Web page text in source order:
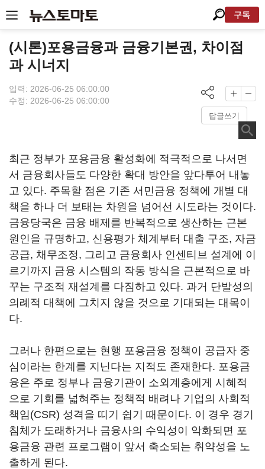
구독
(시론)포용금융과 금융기본권, 차이점
과 시너지
입력: 2026-06-25 06:00:00
수정: 2026-06-25 06:00:00
답글쓰기
최근 정부가 포용금융 활성화에 적극적으로 나서면
서 금융회사들도 다양한 확대 방안을 앞다투어 내놓
고 있다. 주목할 점은 기존 서민금융 정책에 개별 대
책을 하나 더 보태는 차원을 넘어선 시도라는 것이다.
금융당국은 금융 배제를 반복적으로 생산하는 근본
원인을 규명하고, 신용평가 체계부터 대출 구조, 자금
공급, 채무조정, 그리고 금융회사 인센티브 설계에 이
르기까지 금융 시스템의 작동 방식을 근본적으로 바
꾸는 구조적 재설계를 다짐하고 있다. 과거 단발성의
의례적 대책에 그치지 않을 것으로 기대되는 대목이
다.
그러나 한편으로는 현행 포용금융 정책이 공급자 중
심이라는 한계를 지닌다는 지적도 존재한다. 포용금
융은 주로 정부나 금융기관이 소외계층에게 시혜적
으로 기회를 넓혀주는 정책적 배려나 기업의 사회적
책임(CSR) 성격을 띠기 쉽기 때문이다. 이 경우 경기
침체가 도래하거나 금융사의 수익성이 악화되면 포
용금융 관련 프로그램이 앞서 축소되는 취약성을 노
출하게 된다.